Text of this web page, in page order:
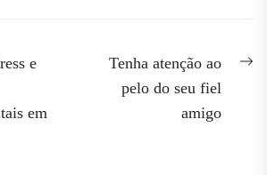
e
em
Tenha atenção ao
pelo do seu fiel
amigo